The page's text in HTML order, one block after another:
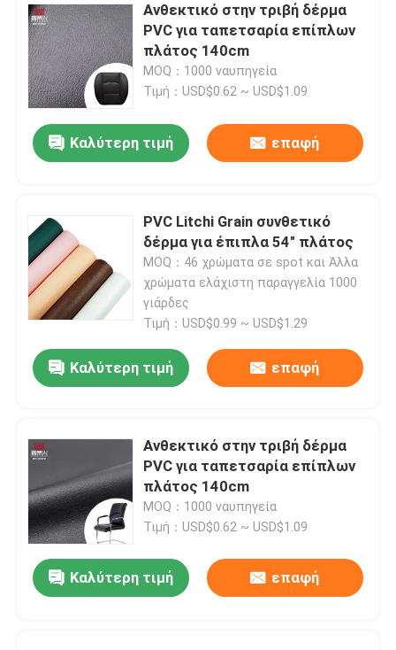
Ανθεκτικό στην τριβή δέρμα
PVC για ταπετσαρία επίπλων
πλάτος 140cm
MOQ：1000 ναυπηγεία
Τιμή：USD$0.62 ~ USD$1.09
Καλύτερη τιμή επαφή
PVC Litchi Grain συνθετικό
δέρμα για έπιπλα 54" πλάτος
MOQ：46 χρώματα σε spot και Άλλα
χρώματα ελάχιστη παραγγελία 1000
γιάρδες
Τιμή：USD$0.99 ~ USD$1.29
Καλύτερη τιμή επαφή
Ανθεκτικό στην τριβή δέρμα
PVC για ταπετσαρία επίπλων
πλάτος 140cm
MOQ：1000 ναυπηγεία
Τιμή：USD$0.62 ~ USD$1.09
Καλύτερη τιμή επαφή